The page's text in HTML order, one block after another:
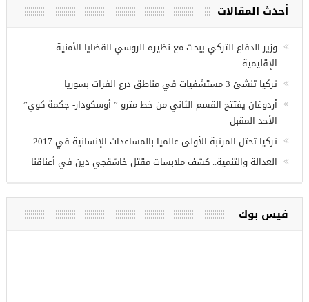
في
أحدث المقالات
وزير الدفاع التركي يبحث مع نظيره الروسي القضايا الأمنية
الإقليمية
تركيا تنشئ 3 مستشفيات في مناطق درع الفرات بسوريا
أردوغان يفتتح القسم الثاني من خط مترو ” أوسكودار- جكمة كوي”
الأحد المقبل
تركيا تحتل المرتبة الأولى عالميا بالمساعدات الإنسانية في 2017
العدالة والتنمية.. كشف ملابسات مقتل خاشقجي دين في أعناقنا
فيس بوك